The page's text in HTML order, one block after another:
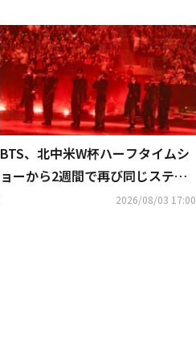
BTS、北中米W杯ハーフタイムシ
ョーから2週間で再び同じステー
ジに！2日間で15万7000人熱狂…
2026/08/03 17:00